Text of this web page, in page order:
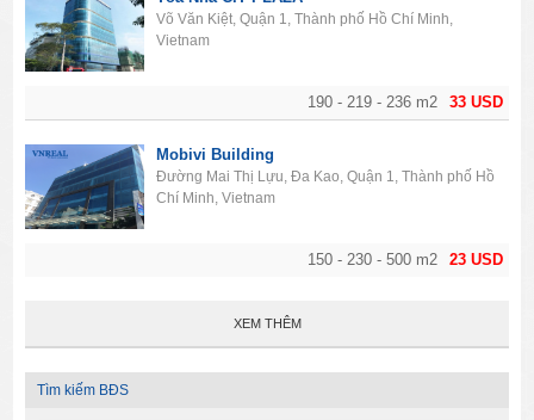
33 USD
190 - 219 - 236 m2
Võ Văn Kiệt, Quận 1, Thành phố Hồ Chí Minh,
Vietnam
23 USD
150 - 230 - 500 m2
Mobivi Building
Đường Mai Thị Lựu, Đa Kao, Quận 1, Thành phố Hồ
Chí Minh, Vietnam
XEM THÊM
Tìm kiếm BĐS